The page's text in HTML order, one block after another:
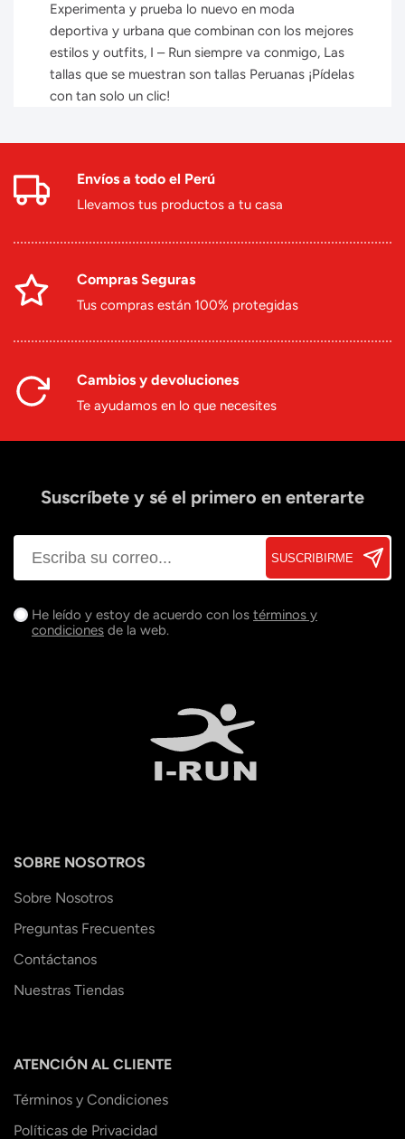
Experimenta y prueba lo nuevo en moda
deportiva y urbana que combinan con los mejores
estilos y outfits, I – Run siempre va conmigo, Las
tallas que se muestran son tallas Peruanas ¡Pídelas
con tan solo un clic!
Envíos a todo el Perú
Llevamos tus productos a tu casa
Compras Seguras
Tus compras están 100% protegidas
Cambios y devoluciones
Te ayudamos en lo que necesites
Suscríbete y sé el primero en enterarte
SUSCRIBIRME
He leído y estoy de acuerdo con los términos y
condiciones de la web.
SOBRE NOSOTROS
Sobre Nosotros
Preguntas Frecuentes
Contáctanos
Nuestras Tiendas
ATENCIÓN AL CLIENTE
Términos y Condiciones
Políticas de Privacidad